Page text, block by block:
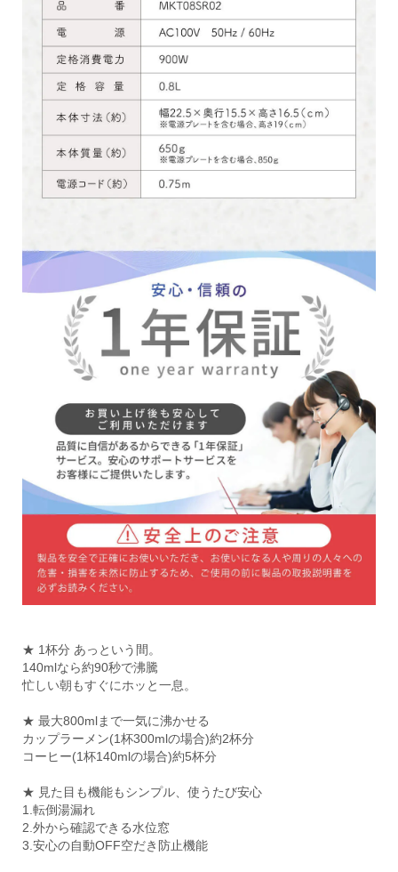
★ 1杯分 あっという間。
140mlなら約90秒で沸騰
忙しい朝もすぐにホッと一息。
★ 最大800mlまで一気に沸かせる
カップラーメン(1杯300mlの場合)約2杯分
コーヒー(1杯140mlの場合)約5杯分
★ 見た目も機能もシンプル、使うたび安心
1.転倒湯漏れ
2.外から確認できる水位窓
3.安心の自動OFF空だき防止機能